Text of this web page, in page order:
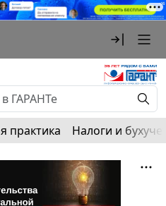
практика Налоги и